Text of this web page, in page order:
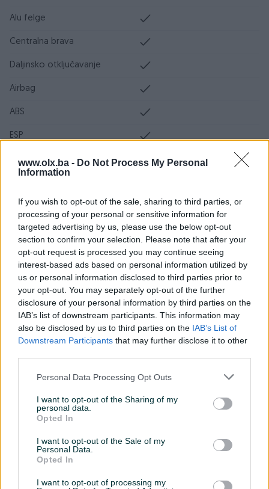
www.olx.ba - Do Not Process My Personal
Information
If you wish to opt-out of the sale, sharing to third parties, or
processing of your personal or sensitive information for
targeted advertising by us, please use the below opt-out
section to confirm your selection. Please note that after your
opt-out request is processed you may continue seeing
interest-based ads based on personal information utilized by
us or personal information disclosed to third parties prior to
your opt-out. You may separately opt-out of the further
disclosure of your personal information by third parties on the
IAB’s list of downstream participants. This information may
also be disclosed by us to third parties on the IAB’s List of
Downstream Participants that may further disclose it to other
Personal Data Processing Opt Outs
I want to opt-out of the Sharing of my
personal data.
Opted In
I want to opt-out of the Sale of my
Personal Data.
Opted In
I want to opt-out of processing my
Alu felge
Centralna brava
Daljinsko otključavanje
Airbag
ABS
ESP
DPF/FAP filter
Turbo
Ocarinjen
Datum objave 26.03.2024
Oprema
Klimatizacija Dvozonska
Muzika/ozvučenje CD MP3
Vrsta enterijera Platno
Xenon
Digitalna klima